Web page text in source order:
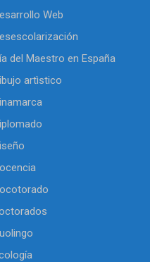
Web
del Maestro en España
artìstico